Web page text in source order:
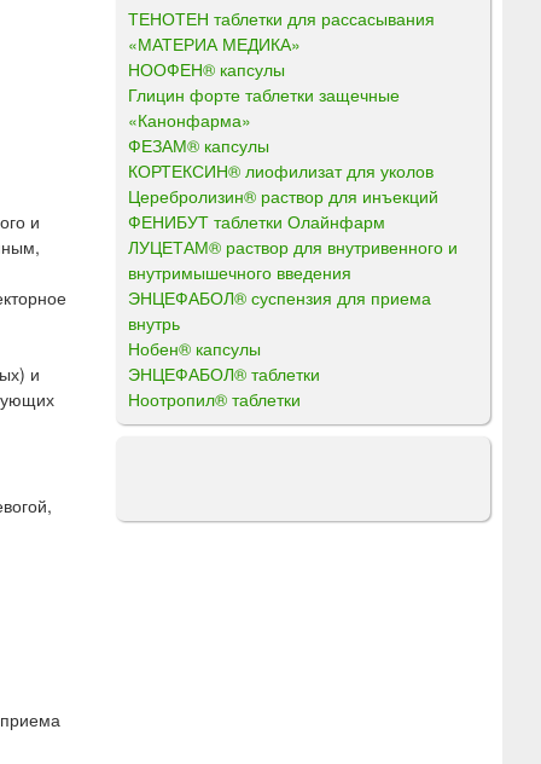
и
и
ТЕНОТЕН таблетки для рассасывания
«МАТЕРИА МЕДИКА»
НООФЕН® капсулы
Глицин форте таблетки защечные
«Канонфарма»
ФЕЗАМ® капсулы
КОРТЕКСИН® лиофилизат для уколов
Церебролизин® раствор для инъекций
ФЕНИБУТ таблетки Олайнфарм
ЛУЦЕТАМ® раствор для внутривенного и
внутримышечного введения
ЭНЦЕФАБОЛ® суспензия для приема
внутрь
Нобен® капсулы
ЭНЦЕФАБОЛ® таблетки
Ноотропил® таблетки